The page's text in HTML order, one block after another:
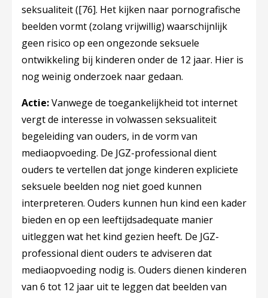
seksualiteit ([76]. Het kijken naar pornografische
beelden vormt (zolang vrijwillig) waarschijnlijk
geen risico op een ongezonde seksuele
ontwikkeling bij kinderen onder de 12 jaar. Hier is
nog weinig onderzoek naar gedaan.
Actie:Vanwege de toegankelijkheid tot internet
vergt de interesse in volwassen seksualiteit
begeleiding van ouders, in de vorm van
mediaopvoeding. De JGZ-professional dient
ouders te vertellen dat jonge kinderen expliciete
seksuele beelden nog niet goed kunnen
interpreteren. Ouders kunnen hun kind een kader
bieden en op een leeftijdsadequate manier
uitleggen wat het kind gezien heeft. De JGZ-
professional dient ouders te adviseren dat
mediaopvoeding nodig is. Ouders dienen kinderen
van 6 tot 12 jaar uit te leggen dat beelden van